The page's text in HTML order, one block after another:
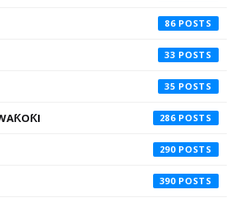
86
33
35
286
290
390